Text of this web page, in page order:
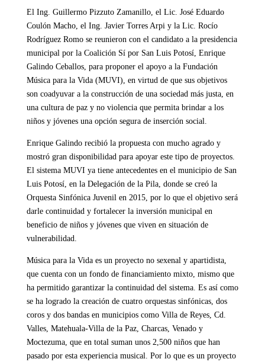
El Ing. Guillermo Pizzuto Zamanillo, el Lic. José Eduardo
Coulón Macho, el Ing. Javier Torres Arpi y la Lic. Rocío
Rodríguez Romo se reunieron con el candidato a la presidencia
municipal por la Coalición Sí por San Luis Potosí, Enrique
Galindo Ceballos, para proponer el apoyo a la Fundación
Música para la Vida (MUVI), en virtud de que sus objetivos
son coadyuvar a la construcción de una sociedad más justa, en
una cultura de paz y no violencia que permita brindar a los
niños y jóvenes una opción segura de inserción social.
Enrique Galindo recibió la propuesta con mucho agrado y
mostró gran disponibilidad para apoyar este tipo de proyectos.
El sistema MUVI ya tiene antecedentes en el municipio de San
Luis Potosí, en la Delegación de la Pila, donde se creó la
Orquesta Sinfónica Juvenil en 2015, por lo que el objetivo será
darle continuidad y fortalecer la inversión municipal en
beneficio de niños y jóvenes que viven en situación de
vulnerabilidad.
Música para la Vida es un proyecto no sexenal y apartidista,
que cuenta con un fondo de financiamiento mixto, mismo que
ha permitido garantizar la continuidad del sistema. Es así como
se ha logrado la creación de cuatro orquestas sinfónicas, dos
coros y dos bandas en municipios como Villa de Reyes, Cd.
Valles, Matehuala-Villa de la Paz, Charcas, Venado y
Moctezuma, que en total suman unos 2,500 niños que han
pasado por esta experiencia musical. Por lo que es un proyecto